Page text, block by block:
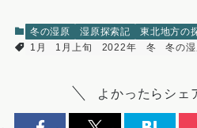
冬の湿原 湿原探索記 東北地方の
1月
1月上旬 2022年 冬 冬の
よかったらシェ